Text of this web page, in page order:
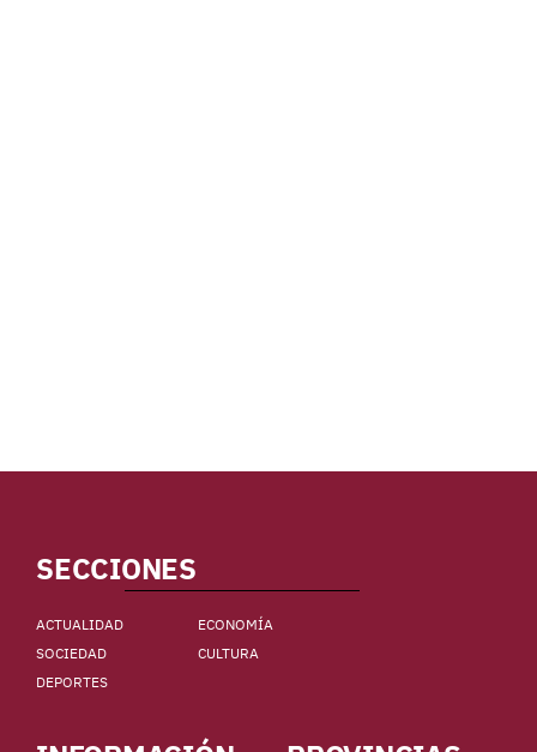
SECCIONES
ACTUALIDAD
ECONOMÍA
SOCIEDAD
CULTURA
DEPORTES